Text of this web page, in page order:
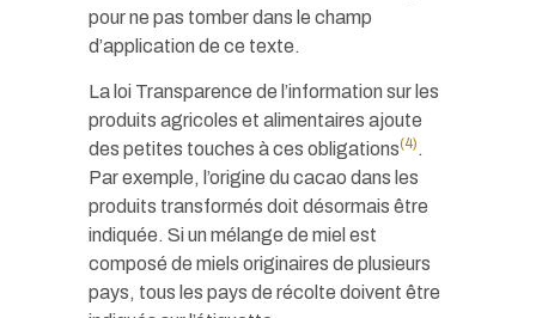
pour ne pas tomber dans le champ
d’application de ce texte.
La loi Transparence de l’information sur les
produits agricoles et alimentaires ajoute
des petites touches à ces obligations(4) .
Par exemple, l’origine du cacao dans les
produits transformés doit désormais être
indiquée. Si un mélange de miel est
composé de miels originaires de plusieurs
pays, tous les pays de récolte doivent être